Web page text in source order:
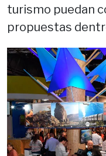
turismo puedan
propuestas